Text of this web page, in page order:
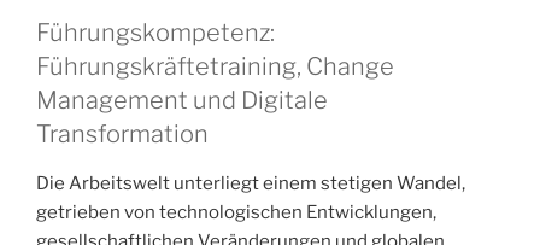
Führungskompetenz:
Führungskräftetraining, Change
Management und Digitale
Transformation
Die Arbeitswelt unterliegt einem stetigen Wandel,
getrieben von technologischen Entwicklungen,